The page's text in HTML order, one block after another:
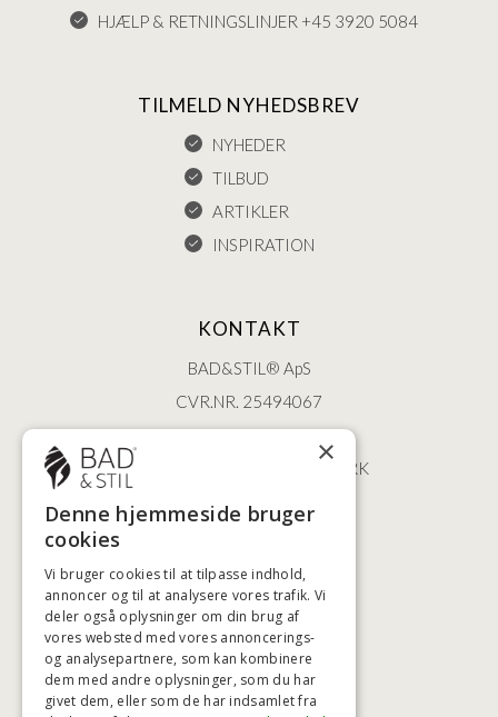
HJÆLP & RETNINGSLINJER +45 3920 5084
TILMELD NYHEDSBREV
NYHEDER
TILBUD
ARTIKLER
INSPIRATION
KONTAKT
BAD&STIL® ApS
CVR.NR. 25494067
ØSTERBROGADE 202
2100 KØBENHAVN • DANMARK
+45 3920 5084
HØJESTE KREDITVÆRDIGHED
BETALINGSMULIGHEDER
×
Denne hjemmeside bruger
cookies
Vi bruger cookies til at tilpasse indhold,
annoncer og til at analysere vores trafik. Vi
deler også oplysninger om din brug af
vores websted med vores annoncerings-
og analysepartnere, som kan kombinere
dem med andre oplysninger, som du har
givet dem, eller som de har indsamlet fra